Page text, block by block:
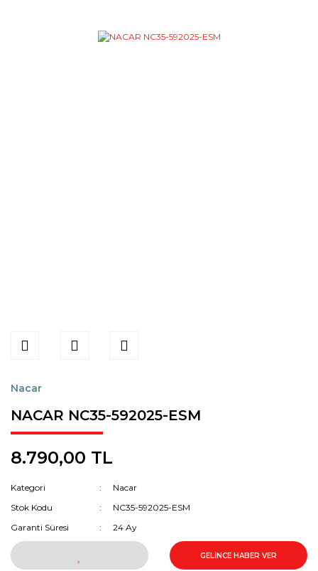
Nacar
NACAR NC35-592025-ESM
8.790,00 TL
Kategori
Nacar
Stok Kodu
NC35-592025-ESM
Garanti Süresi
24 Ay
GELİNCE HABER VER